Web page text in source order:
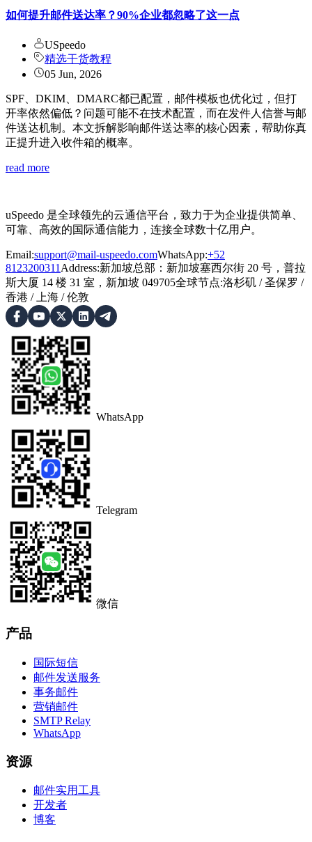
如何提升邮件送达率？90%企业都忽略了这一点
USpeedo
精选干货教程
05 Jun, 2026
SPF、DKIM、DMARC都已配置，邮件模板也优化过，但打
开率依然偏低？问题可能不在技术配置，而在发件人信誉与邮
件送达机制。本文拆解影响邮件送达率的核心因素，帮助你真
正提升进入收件箱的概率。
read more
uSpeedo 是全球领先的云通信平台，致力于为企业提供简单、
可靠、高效的国际通信能力，连接全球数十亿用户。
Email:support@mail-uspeedo.comWhatsApp:+52
8123200311 Address:新加坡总部：新加坡塞西尔街 20 号，普拉
斯大厦 14 楼 31 室，新加坡 049705全球节点:洛杉矶 /圣保罗 /
香港 / 上海 /伦敦
WhatsApp
Telegram
微信
产品
国际短信
邮件发送服务
事务邮件
营销邮件
SMTP Relay
WhatsApp
资源
邮件实用工具
开发者
博客